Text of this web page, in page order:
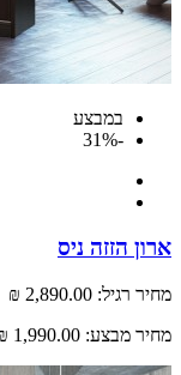
במבצע
הזזה ניס
רגיל: 2,890.00 ₪
מבצע: 1,990.00 ₪